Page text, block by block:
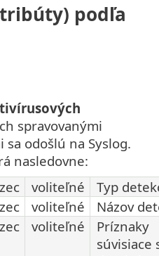
podľa
spravovanými
odošlú na Syslog.
nasledovne:
voliteľné
Typ
voliteľné
Názov
voliteľné
Príznaky
súvisiace